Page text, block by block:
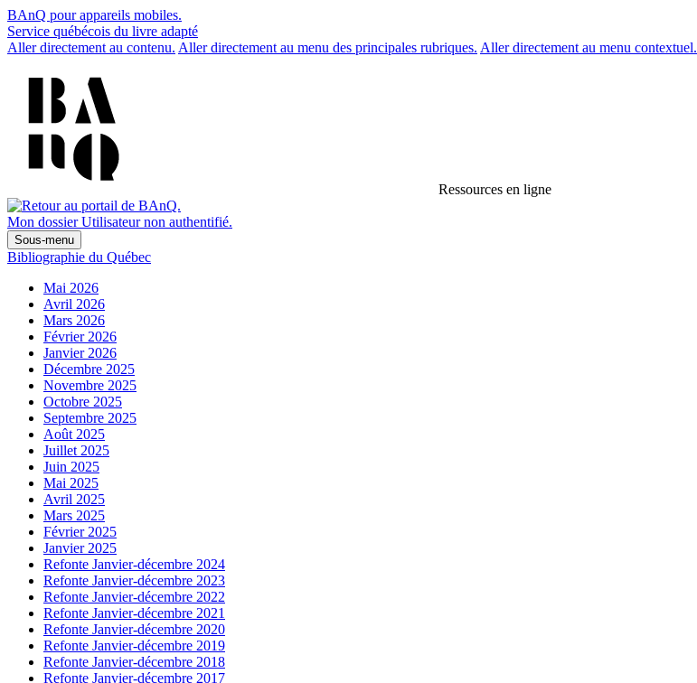
BAnQ pour appareils mobiles.
Service québécois du livre adapté
Aller directement au contenu. Aller directement au menu des principales rubriques. Aller directement au menu contextuel.
Ressources en ligne
Mon dossier Utilisateur non authentifié.
Sous-menu
Bibliographie du Québec
Mai 2026
Avril 2026
Mars 2026
Février 2026
Janvier 2026
Décembre 2025
Novembre 2025
Octobre 2025
Septembre 2025
Août 2025
Juillet 2025
Juin 2025
Mai 2025
Avril 2025
Mars 2025
Février 2025
Janvier 2025
Refonte Janvier-décembre 2024
Refonte Janvier-décembre 2023
Refonte Janvier-décembre 2022
Refonte Janvier-décembre 2021
Refonte Janvier-décembre 2020
Refonte Janvier-décembre 2019
Refonte Janvier-décembre 2018
Refonte Janvier-décembre 2017